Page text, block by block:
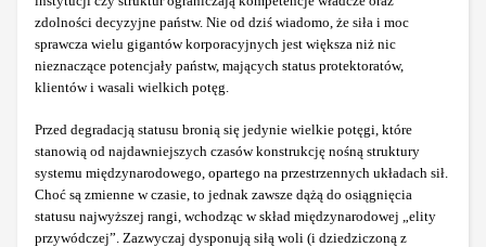
zdolności decyzyjne państw. Nie od dziś wiadomo, że siła i moc
sprawcza wielu gigantów korporacyjnych jest większa niż nic
nieznaczące potencjały państw, mających status protektoratów,
klientów i wasali wielkich potęg.
Przed degradacją statusu bronią się jedynie wielkie potęgi, które
stanowią od najdawniejszych czasów konstrukcję nośną struktury
systemu międzynarodowego, opartego na przestrzennych układach sił.
Choć są zmienne w czasie, to jednak zawsze dążą do osiągnięcia
statusu najwyższej rangi, wchodząc w skład międzynarodowej „elity
przywódczej”. Zazwyczaj dysponują siłą woli (i dziedziczoną z